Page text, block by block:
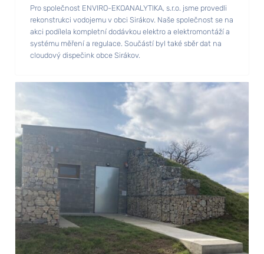
Pro společnost ENVIRO-EKOANALYTIKA, s.r.o. jsme provedli
rekonstrukci vodojemu v obci Sirákov. Naše společnost se na
akci podílela kompletní dodávkou elektro a elektromontáží a
systému měření a regulace. Součástí byl také sběr dat na
cloudový dispečink obce Sirákov.